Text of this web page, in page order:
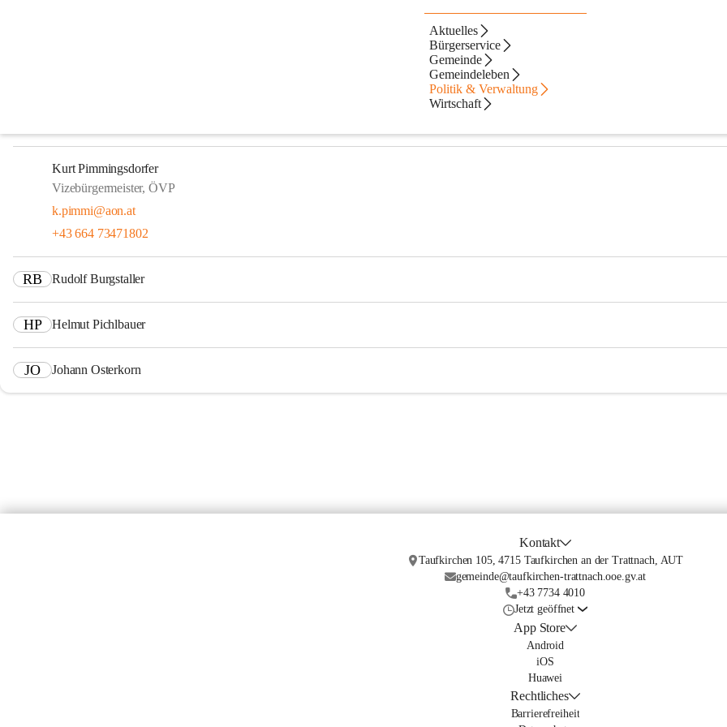
Aktuelles
Bürgerservice
Gemeinde
Gemeindeleben
Politik & Verwaltung
Wirtschaft
Kurt Pimmingsdorfer
Vizebürgermeister, ÖVP
k.pimmi@aon.at
+43 664 73471802
RB Rudolf Burgstaller
HP Helmut Pichlbauer
JO Johann Osterkorn
Kontakt
Taufkirchen 105, 4715 Taufkirchen an der Trattnach, AUT
gemeinde@taufkirchen-trattnach.ooe.gv.at
+43 7734 4010
Jetzt geöffnet
App Store
Android
iOS
Huawei
Rechtliches
Barrierefreiheit